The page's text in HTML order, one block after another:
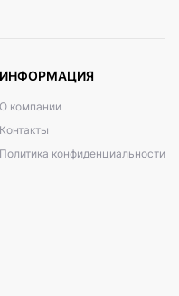
ИНФОРМАЦИЯ
О компании
Контакты
Политика конфиденциальности